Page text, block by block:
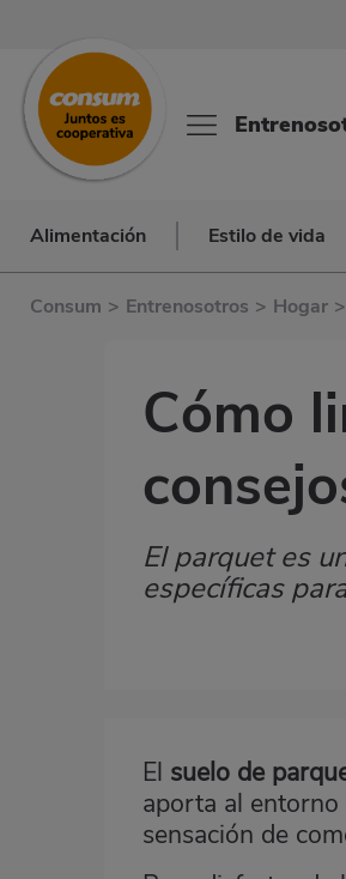
Alimentación Estilo de vida
Consum > Entrenosotros > Hogar >
Cómo
Subtítulo
El parquet es
específicas
Body
El suelo de
aporta al
sensación de